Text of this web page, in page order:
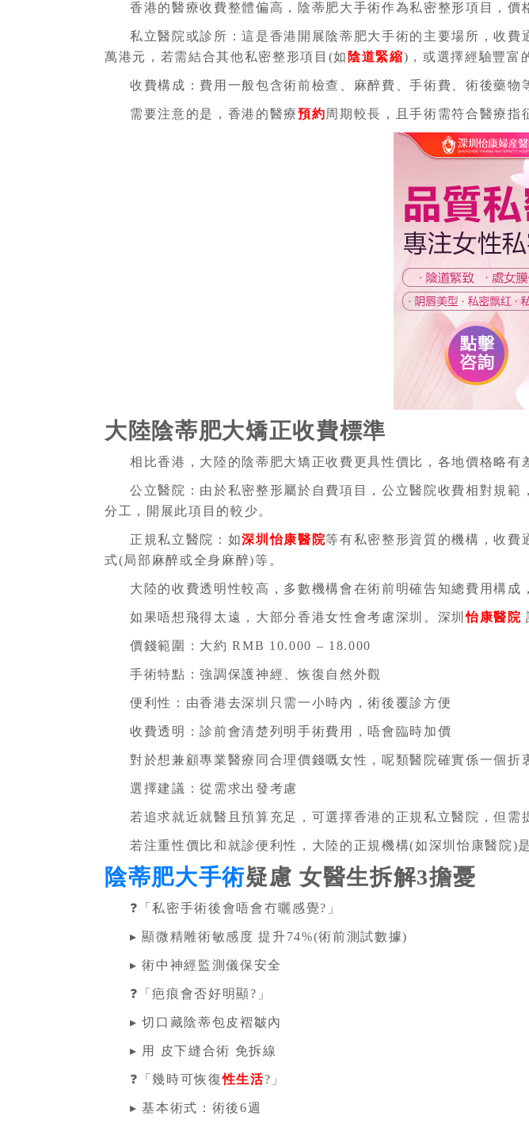
香港的醫療收費整體偏高，陰蒂肥大手術作為私密整形項目，價
私立醫院或診所：這是香港開展陰蒂肥大手術的主要場所，收
萬港元，若需結合其他私密整形項目(如 陰道緊縮)，或選擇經驗豐富
收費構成：費用一般包含術前檢查、麻醉費、手術費、術後藥物
需要注意的是，香港的醫療預約周期較長，且手術需符合醫療指
大陸陰蒂肥大矯正收費標準
相比香港，大陸的陰蒂肥大矯正收費更具性價比，各地價格略有
公立醫院：由於私密整形屬於自費項目，公立醫院收費相對規
分工，開展此項目的較少。
正規私立醫院：如深圳怡康醫院等有私密整形資質的機構，收
式(局部麻醉或全身麻醉)等。
大陸的收費透明性較高，多數機構會在術前明確告知總費用構成
如果唔想飛得太遠，大部分香港女性會考慮深圳。深圳怡康醫院
價錢範圍：大約 RMB 10.000 – 18.000
手術特點：強調保護神經、恢復自然外觀
便利性：由香港去深圳只需一小時內，術後覆診方便
收費透明：診前會清楚列明手術費用，唔會臨時加價
對於想兼顧專業醫療同合理價錢嘅女性，呢類醫院確實係一個折
選擇建議：從需求出發考慮
若追求就近就醫且預算充足，可選擇香港的正規私立醫院，但需
若注重性價比和就診便利性，大陸的正規機構(如深圳怡康醫院)
陰蒂肥大手術疑慮 女醫生拆解3擔憂
❓「私密手術後會唔會冇曬感覺?」
▸ 顯微精雕術敏感度 提升74%(術前測試數據)
▸ 術中神經監測儀保安全
❓「疤痕會否好明顯?」
▸ 切口藏陰蒂包皮褶皺內
▸ 用 皮下縫合術 免拆線
❓「幾時可恢復性生活?」
▸ 基本術式：術後6週